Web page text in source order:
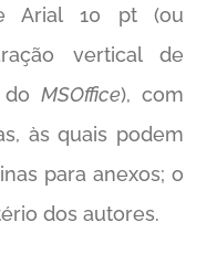
Arial 10 pt (ou
vertical de
doMSOffice), com
às quais podem
para anexos; o
dos autores.